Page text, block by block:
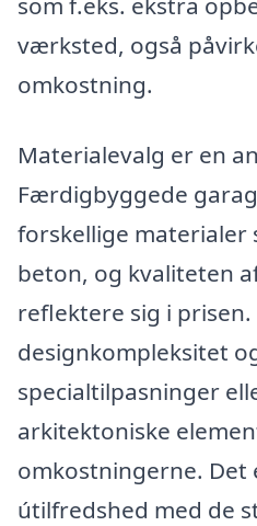
værksted, også
omkostning.
Materialevalg er en
Færdigbyggede
forskellige
beton, og kvaliteten
reflektere sig i
designkompleksitet
specialtilpasninger
arkitektoniske
omkostningerne. Det
útilfredshed med de